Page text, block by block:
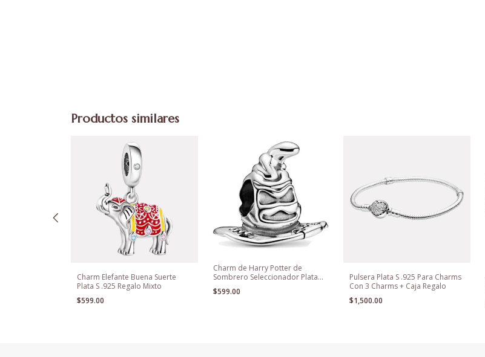
Productos similares
Charm Elefante Buena Suerte
Plata S .925 Regalo Mixto
$599.00
Charm de Harry Potter de
Sombrero Seleccionador Plata
925
$599.00
Pulsera Plata S .925 Para Charms
Con 3 Charms + Caja Regalo
$1,500.00